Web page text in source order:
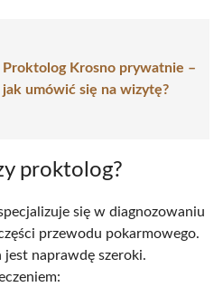
Proktolog Krosno prywatnie –
jak umówić się na wizytę?
proktolog?
się w diagnozowaniu
przewodu pokarmowego.
jest naprawdę szeroki.